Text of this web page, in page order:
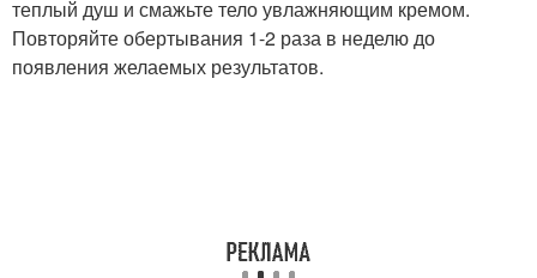
теплый душ и смажьте тело увлажняющим кремом.
Повторяйте обертывания 1-2 раза в неделю до
появления желаемых результатов.